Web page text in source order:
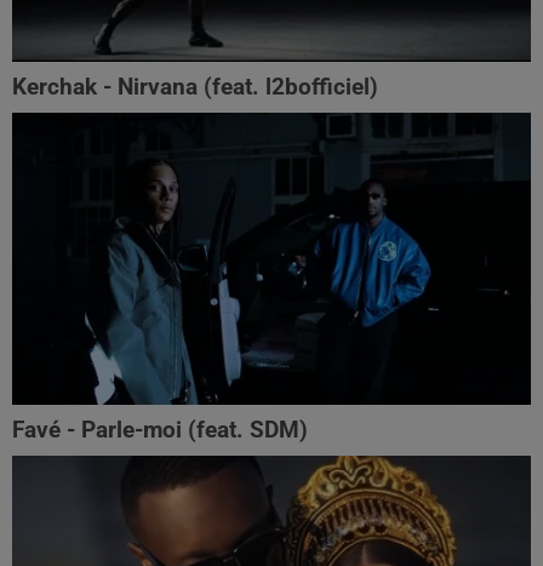
Kerchak - Nirvana (feat. ‪l2bofficiel‬)
Favé - Parle-moi (feat. SDM)